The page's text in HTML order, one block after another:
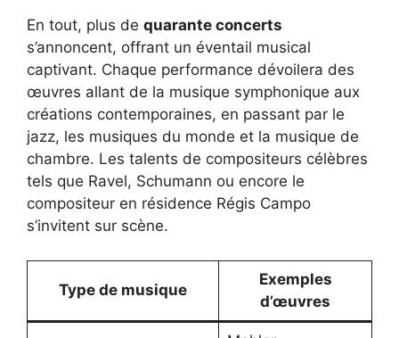
En tout, plus de quarante concerts
s’annoncent, offrant un éventail musical
captivant. Chaque performance dévoilera des
œuvres allant de la musique symphonique aux
créations contemporaines, en passant par le
jazz, les musiques du monde et la musique de
chambre. Les talents de compositeurs célèbres
tels que Ravel, Schumann ou encore le
compositeur en résidence Régis Campo
s’invitent sur scène.
Type de musique
Exemples
d’œuvres